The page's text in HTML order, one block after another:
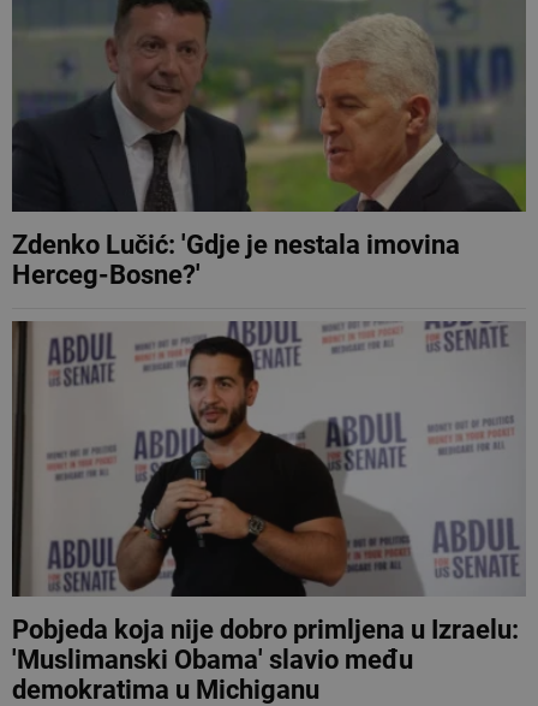
Zdenko Lučić: 'Gdje je nestala imovina
Herceg-Bosne?'
Pobjeda koja nije dobro primljena u Izraelu:
'Muslimanski Obama' slavio među
demokratima u Michiganu